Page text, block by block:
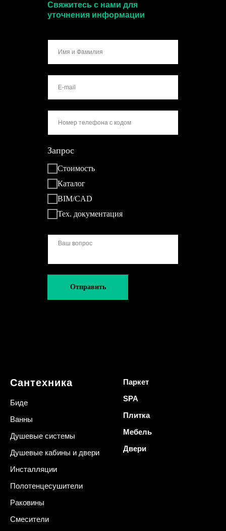
Запрос
Стоимость
Каталог
BIM/CAD
Тех. документация
Отправить
Свяжитесь с нами для
уточнения информации
Сантехника
Биде
Ванны
Душевые системы
Душевые кабины и двери
Инсталляции
Полотенцесушители
Раковины
Смесители
Паркет
SPA
Плитка
Мебель
Двери